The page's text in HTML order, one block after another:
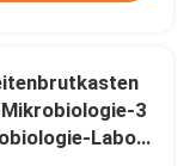
3
Labor